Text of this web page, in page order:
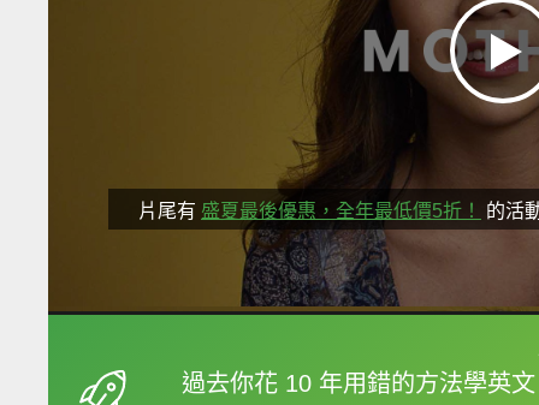
片尾有 盛夏最後優惠，全年最低價5折！ 的活
過去你花 10 年用錯的方法學英文
框選或點兩下字幕可